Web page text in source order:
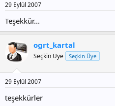
29 Eylül 2007
Teşekkür...
ogrt_kartal
Seçkin Üye Seçkin Üye
29 Eylül 2007
teşekkürler